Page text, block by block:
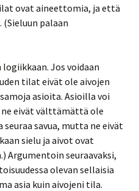
ovat aineettomia, ja että
palaan
Jos voidaan
tilat eivät ole aivojen
asioita. Asioilla voi
eivät välttämättä ole
savua, mutta ne eivät
sielu ja aivot ovat
Argumentoin seuraavaksi,
olevan sellaisia
asia kuin aivojeni tila.